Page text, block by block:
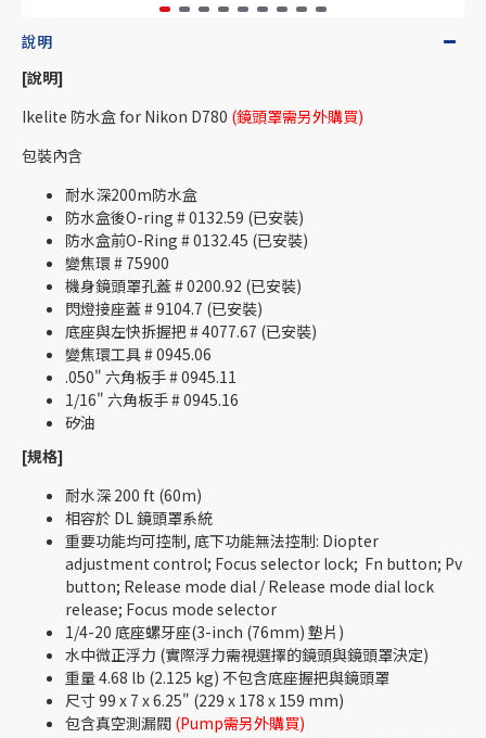
說明
[說明]
Ikelite 防水盒 for Nikon D780 (鏡頭罩需另外購買)
包裝內含
耐水深200m防水盒
防水盒後O-ring # 0132.59 (已安裝)
防水盒前O-Ring # 0132.45 (已安裝)
變焦環 # 75900
機身鏡頭罩孔蓋 # 0200.92 (已安裝)
閃燈接座蓋 # 9104.7 (已安裝)
底座與左快拆握把 # 4077.67 (已安裝)
變焦環工具 # 0945.06
.050" 六角板手 # 0945.11
1/16" 六角板手 # 0945.16
矽油
[規格]
耐水深 200 ft (60m)
相容於 DL 鏡頭罩系統
重要功能均可控制, 底下功能無法控制: Diopter
adjustment control; Focus selector lock; Fn button; Pv
button; Release mode dial / Release mode dial lock
release; Focus mode selector
1/4-20 底座螺牙座(3-inch (76mm) 墊片)
水中微正浮力 (實際浮力需視選擇的鏡頭與鏡頭罩決定)
重量 4.68 lb (2.125 kg) 不包含底座握把與鏡頭罩
尺寸 99 x 7 x 6.25" (229 x 178 x 159 mm)
包含真空測漏閥 (Pump需另外購買)